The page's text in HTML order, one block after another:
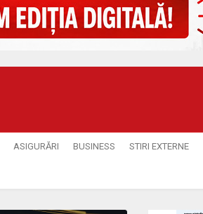
ASIGURĂRI BUSINESS STIRI EXTERNE